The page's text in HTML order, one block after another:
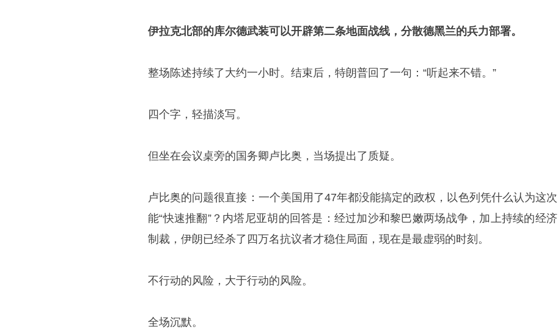
伊拉克北部的库尔德武装可以开辟第二条地面战线，分散德黑兰的兵力部署。
整场陈述持续了大约一小时。结束后，特朗普回了一句：“听起来不错。”
四个字，轻描淡写。
但坐在会议桌旁的国务卿卢比奥，当场提出了质疑。
卢比奥的问题很直接：一个美国用了47年都没能搞定的政权，以色列凭什么认为这次
能“快速推翻”？内塔尼亚胡的回答是：经过加沙和黎巴嫩两场战争，加上持续的经济
制裁，伊朗已经杀了四万名抗议者才稳住局面，现在是最虚弱的时刻。
不行动的风险，大于行动的风险。
全场沉默。